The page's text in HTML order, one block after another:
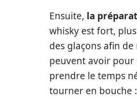
Ensuite, la
whisky est fort,
des glaçons afin
peuvent avoir pour
prendre le temps
tourner en bouche